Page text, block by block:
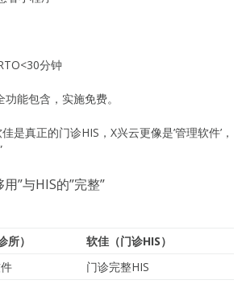
分钟
能包含，实施免费。
是真正的门诊HIS，X兴云更像是’管理软件’，
”与HIS的”完整”
所）
软佳（门诊HIS）
门诊完整HIS